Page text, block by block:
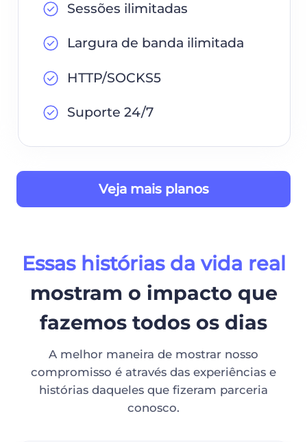
Sessões ilimitadas
Largura de banda ilimitada
HTTP/SOCKS5
Suporte 24/7
Veja mais planos
Essas histórias da vida real
mostram o impacto que
fazemos todos os dias
A melhor maneira de mostrar nosso
compromisso é através das experiências e
histórias daqueles que fizeram parceria
conosco.